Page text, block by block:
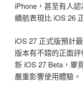
iPhone，甚至有人
續航表現比 iOS 26
iOS 27 正式版預計
版本有不錯的正面
新 iOS 27 Beta，畢
嚴重影響使用體驗。